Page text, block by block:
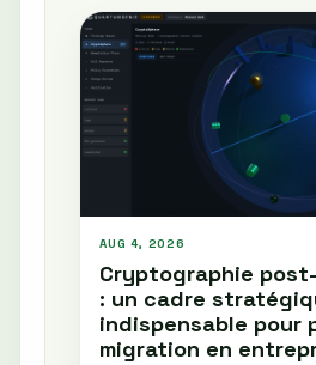
AUG 4, 2026
Cryptographie
: un cadre
indispensable pour
migration en